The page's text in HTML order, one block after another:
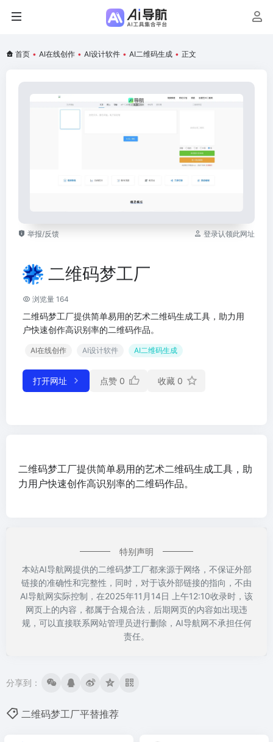
首页 • AI在线创作 • AI设计软件 • AI二维码生成 • 正文
举报/反馈 登录认领此网址
二维码梦工厂
浏览量 164
二维码梦工厂提供简单易用的艺术二维码生成工具，助力用
户快速创作高识别率的二维码作品。
AI在线创作 AI设计软件 AI二维码生成
打开网址 点赞 0 收藏 0
二维码梦工厂提供简单易用的艺术二维码生成工具，助
力用户快速创作高识别率的二维码作品。
特别声明
本站AI导航网提供的二维码梦工厂都来源于网络，不保证外部
链接的准确性和完整性，同时，对于该外部链接的指向，不由
AI导航网实际控制，在2025年11月14日 上午12:10收录时，该
网页上的内容，都属于合规合法，后期网页的内容如出现违
规，可以直接联系网站管理员进行删除，AI导航网不承担任何
责任。
分享到：
二维码梦工厂平替推荐